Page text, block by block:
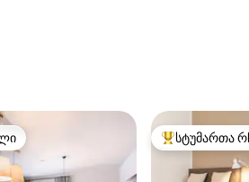
ვარიანტი სტუმართა
სტუმართა